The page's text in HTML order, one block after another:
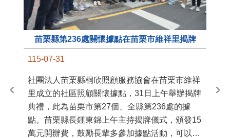
苗栗縣第236處關懷據點在苗栗市維祥里揭牌
115-07-31
社團法人苗栗縣桐欣照顧服務協會在苗栗市維祥
里成立的社區照顧關懷據點，31日上午舉辦揭牌
典禮，此為苗栗市第27個、全縣第236處的據
點。苗栗縣長鍾東錦上午主持揭牌儀式，頒發15
萬元開辦費，鼓勵長輩多參加據點活動，可以更
苗